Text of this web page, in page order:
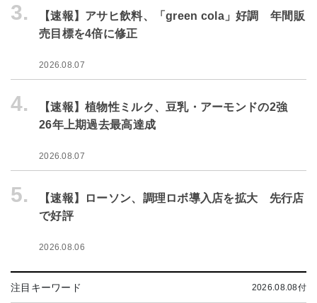
3.
【速報】アサヒ飲料、「green cola」好調 年間販
売目標を4倍に修正
2026.08.07
4.
【速報】植物性ミルク、豆乳・アーモンドの2強
26年上期過去最高達成
2026.08.07
5.
【速報】ローソン、調理ロボ導入店を拡大 先行店
で好評
2026.08.06
注目キーワード 2026.08.08付